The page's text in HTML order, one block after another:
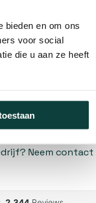
bieden en om ons
voor social
die u aan ze heeft
Neem